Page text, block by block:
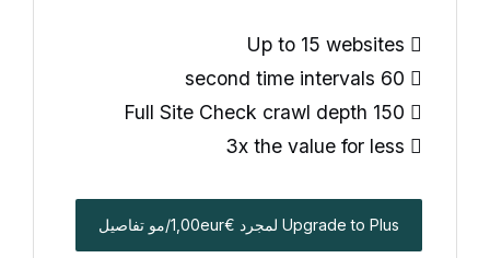
Upgrade to Plus لمجرد €1,00eur/مو تفاصيل